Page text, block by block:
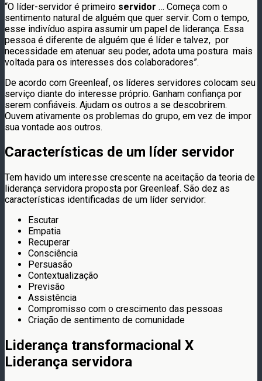
“O líder-servidor é primeiro servidor … Começa com o
sentimento natural de alguém que quer servir. Com o tempo,
esse indivíduo aspira assumir um papel de liderança. Essa
pessoa é diferente de alguém que é líder e talvez, por
necessidade em atenuar seu poder, adota uma postura mais
voltada para os interesses dos colaboradores”.
De acordo com Greenleaf, os líderes servidores colocam seu
serviço diante do interesse próprio. Ganham confiança por
serem confiáveis. Ajudam os outros a se descobrirem.
Ouvem ativamente os problemas do grupo, em vez de impor
sua vontade aos outros.
Características de um líder servidor
Tem havido um interesse crescente na aceitação da teoria de
liderança servidora proposta por Greenleaf. São dez as
características identificadas de um líder servidor:
Escutar
Empatia
Recuperar
Consciência
Persuasão
Contextualização
Previsão
Assistência
Compromisso com o crescimento das pessoas
Criação de sentimento de comunidade
Liderança transformacional X
Liderança servidora